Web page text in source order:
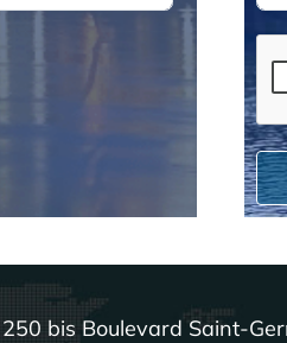
250 bis Boulevard Saint-